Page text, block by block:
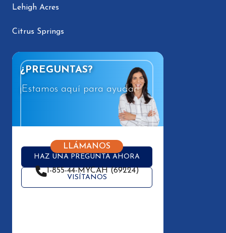
Lehigh Acres
Citrus Springs
¿PREGUNTAS?
¡Estamos aquí para ayudar!
HAZ UNA PREGUNTA AHORA
VISÍTANOS
LLÁMANOS
1-855-44-MYCAH (69224)